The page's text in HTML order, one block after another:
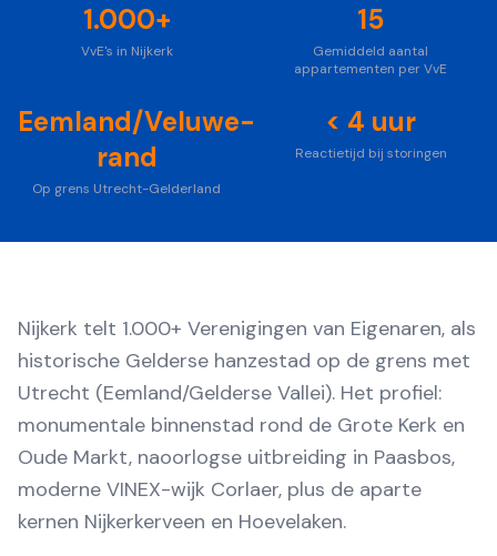
1.000+
VvE's in Nijkerk
15
Gemiddeld aantal
appartementen per VvE
Eemland/Veluwe-
rand
Op grens Utrecht-Gelderland
< 4 uur
Reactietijd bij storingen
Nijkerk telt 1.000+ Verenigingen van Eigenaren, als
historische Gelderse hanzestad op de grens met
Utrecht (Eemland/Gelderse Vallei). Het profiel:
monumentale binnenstad rond de Grote Kerk en
Oude Markt, naoorlogse uitbreiding in Paasbos,
moderne VINEX-wijk Corlaer, plus de aparte
kernen Nijkerkerveen en Hoevelaken.